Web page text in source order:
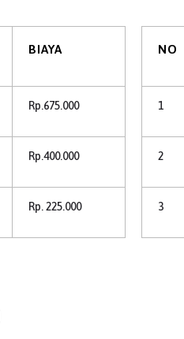
BIAYA
Rp.675.000
Rp.400.000
Rp. 225.000
NO
1
2
3